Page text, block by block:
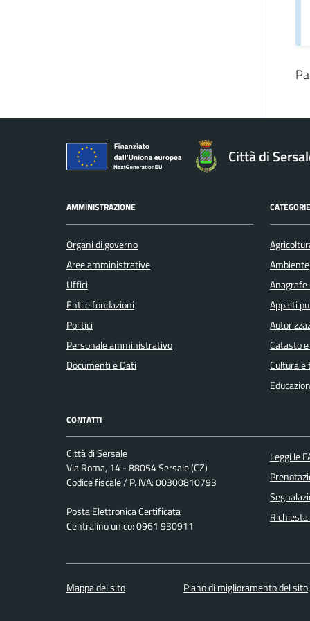
Città di
AMMINISTRAZIONE
Organi di governo
Aree amministrative
Uffici
Enti e fondazioni
Politici
Personale amministrativo
Documenti e Dati
Ambiente
Appalti
Catasto
Cultura e
CONTATTI
Città di Sersale
Via Roma, 14 - 88054 Sersale (CZ)
Codice fiscale / P. IVA: 00300810793
Posta Elettronica Certificata
Centralino unico: 0961 930911
Leggi le
Mappa del sito Piano di miglioramento del sito